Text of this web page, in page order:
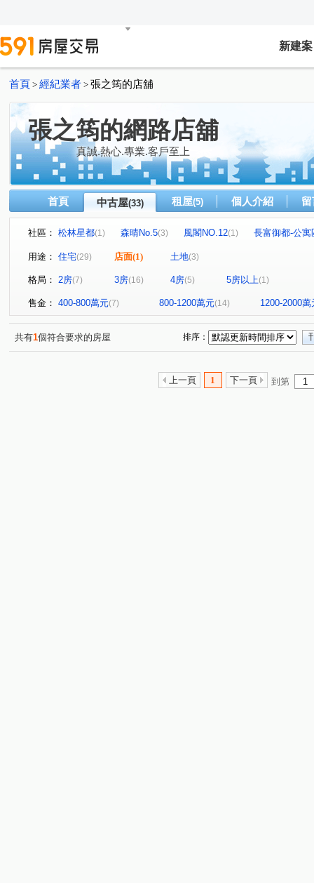
新建案
首頁 > 經紀業者 > 張之筠的店舖
張之筠的網路店舖
真誠.熱心.專業.客戶至上
首頁 中古屋(33) 租屋(5) 個人介紹
社區： 松林星都(1) 森晴No.5(3) 風閣NO.12(1)
長富御都-公寓
香榭特區
信全街 大壯新豐
寶佳富邑
和興段 松林街 康樂路一段
長富路一段(2) (1) 信全街(1) 康泰路 (3)
尚仁
康福街(1) 坑子口(1) 安宅一街(1) 興安街(2)
松江二
關埔路雲東段
(1) 光復東路(2) 建興路一段
用途： 住宅(29) 店面(1) 土地(3)
格局： 2房(7) 3房(16) 4房(5) 5房以上(1)
售金： 400-800萬元(7) 800-1200萬元(14) 1200-2000萬
共有1個符合要求的房屋 排序：
上一頁 1 下一頁 到第